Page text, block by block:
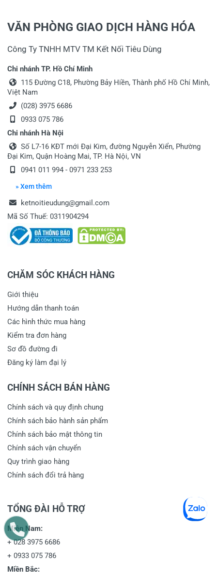
VĂN PHÒNG GIAO DỊCH HÀNG HÓA
Công Ty TNHH MTV TM Kết Nối Tiêu Dùng
Chi nhánh TP. Hồ Chí Minh
115 Đường C18, Phường Bảy Hiền, Thành phố Hồ Chí Minh,
Việt Nam
(028) 3975 6686
0933 075 786
Chi nhánh Hà Nội
Số L7-16 KĐT mới Đại Kim, đường Nguyễn Xiển, Phường
Đại Kim, Quận Hoàng Mai, TP. Hà Nội, VN
0941 011 994 - 0971 233 253
» Xem thêm
ketnoitieudung@gmail.com
Mã Số Thuế: 0311904294
CHĂM SÓC KHÁCH HÀNG
Giới thiệu
Hướng dẫn thanh toán
Các hình thức mua hàng
Kiểm tra đơn hàng
Sơ đồ đường đi
Đăng ký làm đại lý
CHÍNH SÁCH BÁN HÀNG
Chính sách và quy định chung
Chính sách bảo hành sản phẩm
Chính sách bảo mật thông tin
Chính sách vận chuyển
Quy trình giao hàng
Chính sách đổi trả hàng
TỔNG ĐÀI HỖ TRỢ
Miền Nam:
+028 3975 6686
+ 0933 075 786
Miền Bắc: